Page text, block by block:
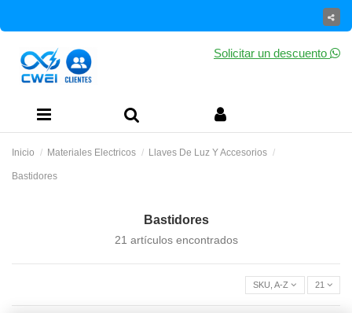
Solicitar un descuento
Inicio Materiales Electricos Llaves De Luz Y Accesorios
Bastidores
Bastidores
21 artículos encontrados